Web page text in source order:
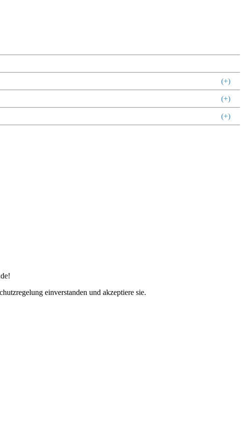
(+)
(+)
(+)
einverstanden und akzeptiere sie.